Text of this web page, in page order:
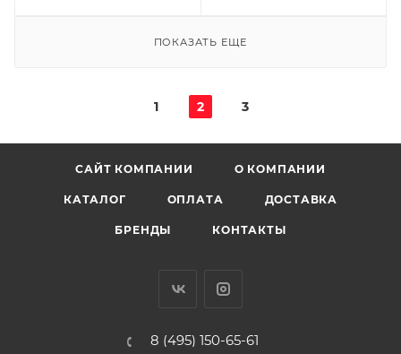
ПОКАЗАТЬ ЕЩЕ
1 2 3
САЙТ КОМПАНИИ О КОМПАНИИ
КАТАЛОГ ОПЛАТА ДОСТАВКА
БРЕНДЫ КОНТАКТЫ
8 (495) 150-65-61